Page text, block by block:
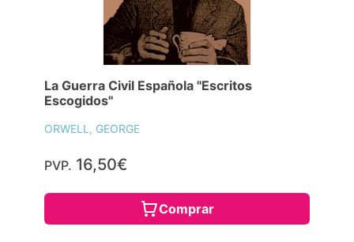
La Guerra Civil Española "Escritos
Escogidos"
ORWELL, GEORGE
PVP. 16,50€
Comprar